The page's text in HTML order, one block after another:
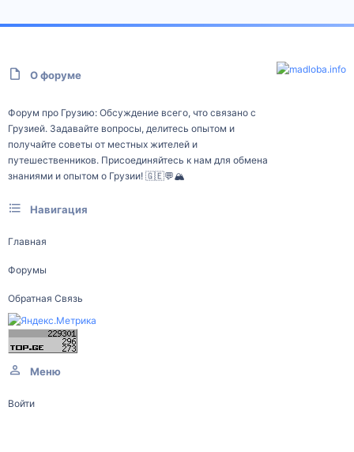
О форуме
Форум про Грузию: Обсуждение всего, что связано с
Грузией. Задавайте вопросы, делитесь опытом и
получайте советы от местных жителей и
путешественников. Присоединяйтесь к нам для обмена
знаниями и опытом о Грузии! 🇬🇪💬🏔️
Навигация
Главная
Форумы
Обратная Связь
Меню
Войти